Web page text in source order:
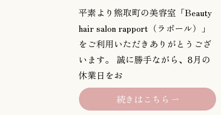
平素より熊取町の美容室「Beauty
hair salon rapport（ラポール）」
をご利用いただきありがとうござ
います。 誠に勝手ながら、8月の
休業日をお
続きはこちら